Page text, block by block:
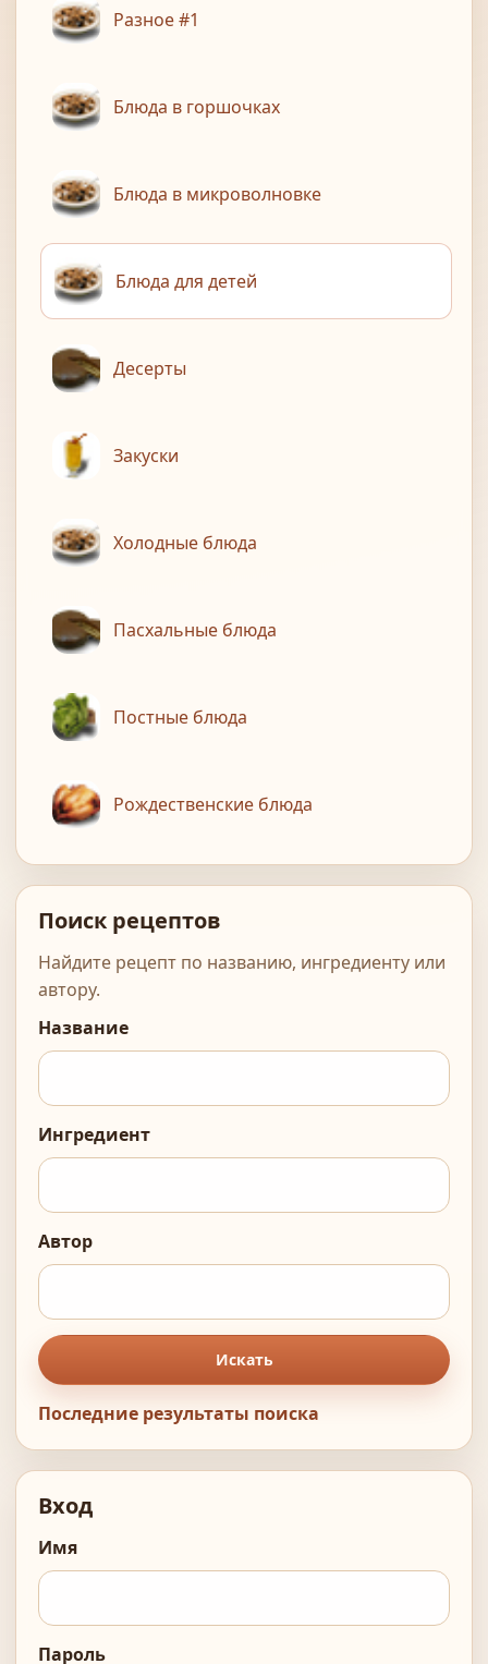
Разное #1
Блюда в горшочках
Блюда в микроволновке
Блюда для детей
Десерты
Закуски
Холодные блюда
Пасхальные блюда
Постные блюда
Рождественские блюда
Поиск рецептов
Найдите рецепт по названию, ингредиенту или
автору.
Название
Ингредиент
Автор
Искать
Последние результаты поиска
Вход
Имя
Пароль